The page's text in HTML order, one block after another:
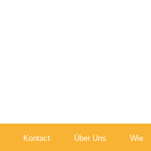
Kontact Über Uns Wie